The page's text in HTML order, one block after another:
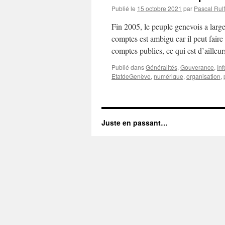
Publié le 15 octobre 2021 par Pascal
Fin 2005, le peuple genevois a
comptes est ambigu car il peut
comptes publics, ce qui est
Publié dansGénéralités, Gouverance,
EtatdeGenève, numérique, organisation,
Juste en passant…